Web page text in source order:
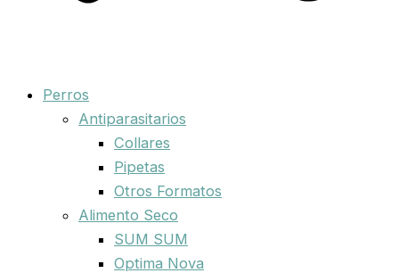
Perros
Antiparasitarios
Collares
Pipetas
Otros Formatos
Alimento Seco
SUM SUM
Optima Nova